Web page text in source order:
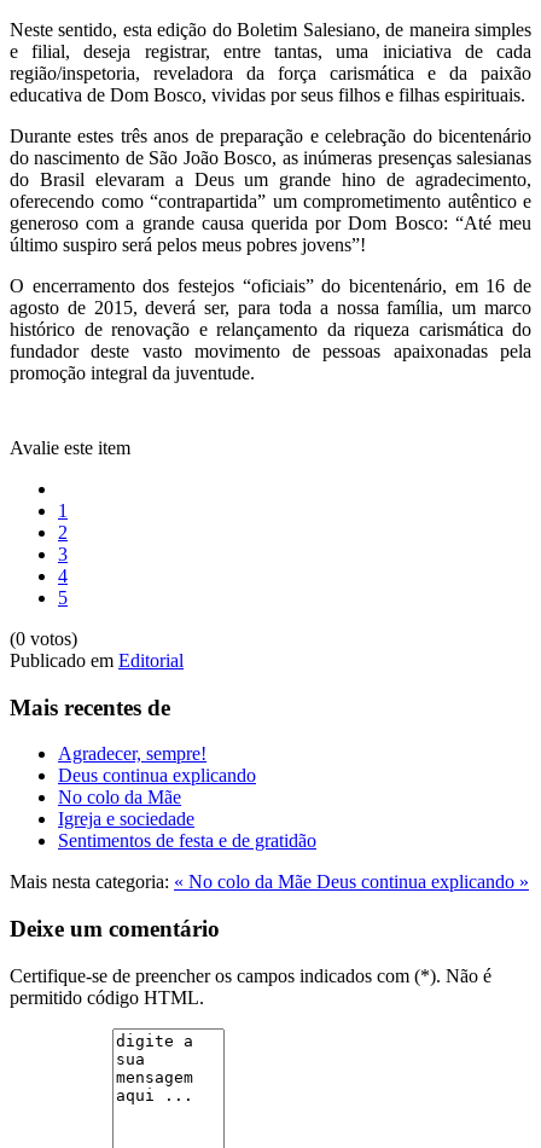
Neste sentido, esta edição do Boletim Salesiano, de maneira simples
e filial, deseja registrar, entre tantas, uma iniciativa de cada
região/inspetoria, reveladora da força carismática e da paixão
educativa de Dom Bosco, vividas por seus filhos e filhas espirituais.
Durante estes três anos de preparação e celebração do bicentenário
do nascimento de São João Bosco, as inúmeras presenças salesianas
do Brasil elevaram a Deus um grande hino de agradecimento,
oferecendo como “contrapartida” um comprometimento autêntico e
generoso com a grande causa querida por Dom Bosco: “Até meu
último suspiro será pelos meus pobres jovens”!
O encerramento dos festejos “oficiais” do bicentenário, em 16 de
agosto de 2015, deverá ser, para toda a nossa família, um marco
histórico de renovação e relançamento da riqueza carismática do
fundador deste vasto movimento de pessoas apaixonadas pela
promoção integral da juventude.
Avalie este item
1
2
3
4
5
(0 votos)
Publicado em Editorial
Mais recentes de
Agradecer, sempre!
Deus continua explicando
No colo da Mãe
Igreja e sociedade
Sentimentos de festa e de gratidão
Mais nesta categoria: « No colo da Mãe Deus continua explicando »
Deixe um comentário
Certifique-se de preencher os campos indicados com (*). Não é
permitido código HTML.